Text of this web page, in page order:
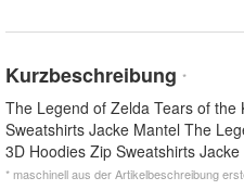
Kurzbeschreibung *
The Legend of Zelda Tears of the
Sweatshirts Jacke Mantel The
3D Hoodies Zip Sweatshirts Jacke
* maschinell aus der Artikelbeschreibung